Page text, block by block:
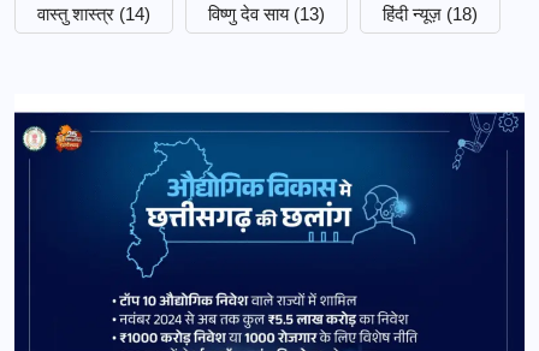
वास्तु शास्त्र (14) विष्णु देव साय (13) हिंदी न्यूज़ (18)